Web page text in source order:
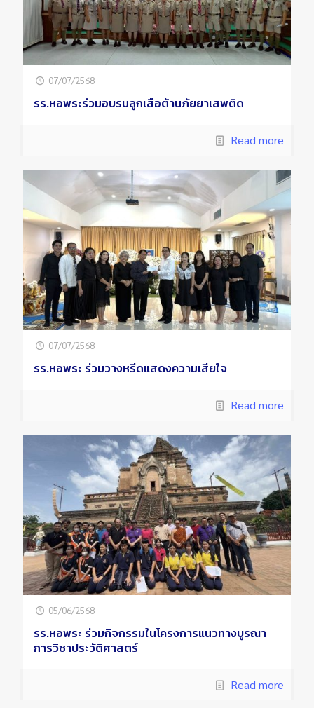
07/07/2568
รร.หอพระร่วมอบรมลูกเสือต้านภัยยาเสพติด
Read more
07/07/2568
รร.หอพระ ร่วมวางหรีดแสดงความเสียใจ
Read more
05/06/2568
รร.หอพระ ร่วมกิจกรรมในโครงการแนวทางบูรณา
การวิชาประวัติศาสตร์
Read more